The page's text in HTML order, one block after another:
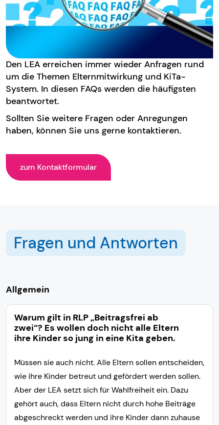
Den LEA erreichen immer wieder Anfragen rund
um die Themen Elternmitwirkung und KiTa-
System. In diesen FAQs werden die häufigsten
beantwortet.
Sollten Sie weitere Fragen oder Anregungen
haben, können Sie uns gerne kontaktieren.
zum Kontaktformular
Fragen und Antworten
Allgemein
Warum gilt in RLP „Beitragsfrei ab
zwei“? Es wollen doch nicht alle Eltern
ihre Kinder so jung in eine Kita geben.
Müssen sie auch nicht. Alle Eltern sollen entscheiden,
wie ihre Kinder betreut und gefördert werden sollen.
Aber der LEA setzt sich für Wahlfreiheit ein. Dazu
gehört auch, dass Eltern nicht durch hohe Beiträge
abgeschreckt werden und ihre Kinder dann zuhause